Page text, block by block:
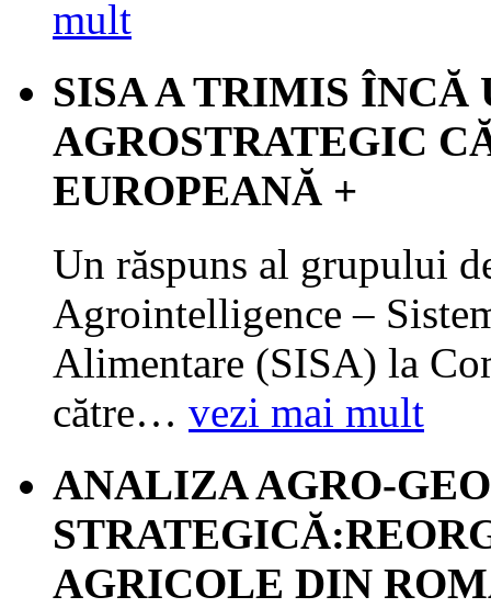
mult
SISA A TRIMIS ÎNCĂ
AGROSTRATEGIC
EUROPEANĂ +
Un răspuns al grupului
Agrointelligence –
Alimentare (SISA) la
către… vezi mai mult
ANALIZA AGRO-
AGRICOLE DIN